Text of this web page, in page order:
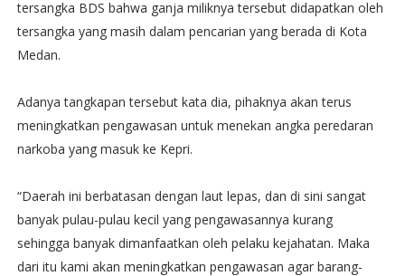
tersangka BDS bahwa ganja miliknya tersebut didapatkan oleh
tersangka yang masih dalam pencarian yang berada di Kota
Medan.
Adanya tangkapan tersebut kata dia, pihaknya akan terus
meningkatkan pengawasan untuk menekan angka peredaran
narkoba yang masuk ke Kepri.
“Daerah ini berbatasan dengan laut lepas, dan di sini sangat
banyak pulau-pulau kecil yang pengawasannya kurang
sehingga banyak dimanfaatkan oleh pelaku kejahatan. Maka
dari itu kami akan meningkatkan pengawasan agar barang-